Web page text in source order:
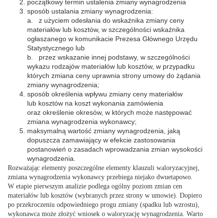
początkowy termin ustalenia zmiany wynagrodzenia
sposób ustalania zmiany wynagrodzenia:
a. z użyciem odesłania do wskaźnika zmiany ceny
materiałów lub kosztów, w szczególności wskaźnika
ogłaszanego w komunikacie Prezesa Głównego Urzędu
Statystycznego lub
b. przez wskazanie innej podstawy, w szczególności
wykazu rodzajów materiałów lub kosztów, w przypadku
których zmiana ceny uprawnia strony umowy do żądania
zmiany wynagrodzenia;
sposób określenia wpływu zmiany ceny materiałów
lub kosztów na koszt wykonania zamówienia
oraz określenie okresów, w których może następować
zmiana wynagrodzenia wykonawcy;
maksymalną wartość zmiany wynagrodzenia, jaką
dopuszcza zamawiający w efekcie zastosowania
postanowień o zasadach wprowadzania zmian wysokości
wynagrodzenia.
Rozważając elementy poszczególne elementy klauzuli waloryzacyjnej,
zmiana wynagrodzenia wykonawcy przebiega niejako dwuetapowo.
W etapie pierwszym analizie podlega ogólny poziom zmian cen
materiałów lub kosztów (wybranych przez strony w umowie) . Dopiero
po przekroczeniu odpowiedniego progu zmiany (spadku lub wzrostu),
wykonawca może złożyć wniosek o waloryzację wynagrodzenia. Warto